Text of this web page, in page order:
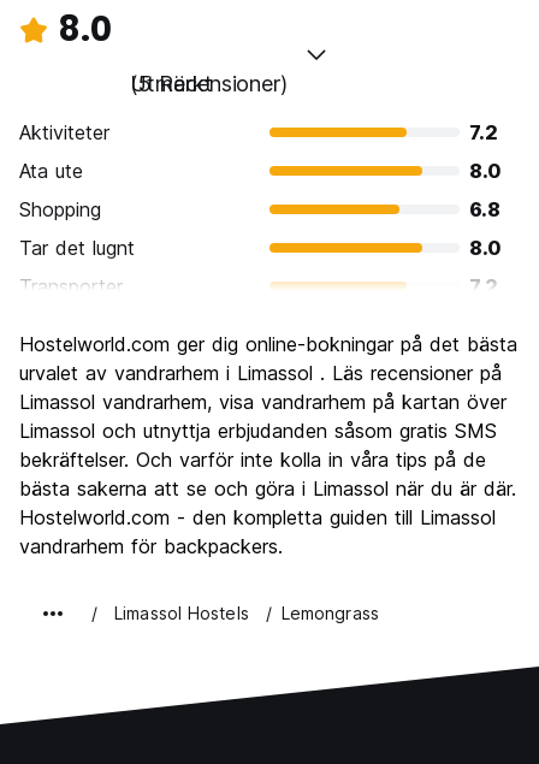
8.0
Utmärkt
(5 Recensioner)
Aktiviteter
7.2
Ata ute
8.0
Shopping
6.8
Tar det lugnt
8.0
Transporter
7.2
Kultur
8.8
Festa
8.0
Värde för pengarna
8.4
Hostelworld.com ger dig online-bokningar på det bästa
urvalet av vandrarhem i Limassol . Läs recensioner på
Limassol vandrarhem, visa vandrarhem på kartan över
Limassol och utnyttja erbjudanden såsom gratis SMS
bekräftelser. Och varför inte kolla in våra tips på de
bästa sakerna att se och göra i Limassol när du är där.
Hostelworld.com - den kompletta guiden till Limassol
vandrarhem för backpackers.
Limassol Hostels Lemongrass